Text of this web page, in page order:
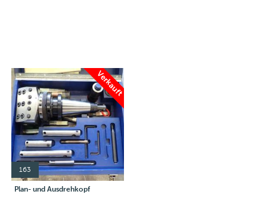
Verkauft
163
Plan- und Ausdrehkopf